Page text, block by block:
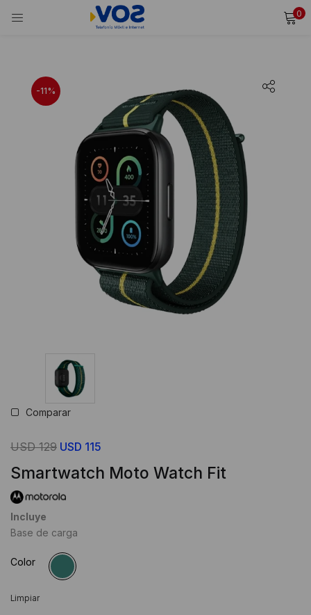
0
INICIAR SESIÓN
Recordarme
Iniciar Sesión
¿Olvidaste tu contraseña?
-11%
Comparar
Smartwatch Moto Watch Fit
USD129 El
precio
original
era:
129.
USD 115
precio
actual
Incluye
Base de carga
Color
Limpiar